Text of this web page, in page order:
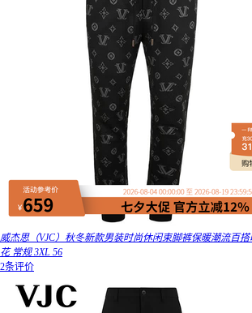
威杰思（VJC）秋冬新款男装时尚休闲束脚裤保暖潮流百搭
花 常规 3XL 56
2条评价